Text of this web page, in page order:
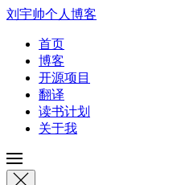
刘宇帅个人博客
首页
博客
开源项目
翻译
读书计划
关于我